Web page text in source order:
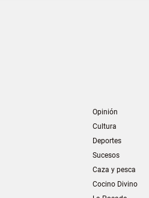
Opinión
Cultura
Deportes
Sucesos
Caza y pesca
Cocino Divino